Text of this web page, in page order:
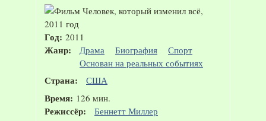
Год: 2011
Жанр: Драма Биография
Спорт
Основан на реальных событиях
Страна: США
Время: 126 мин.
Режиссёр: Беннетт Миллер